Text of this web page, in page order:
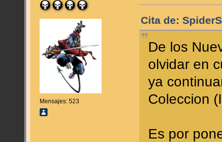
Mensajes: 523
Cita de:
De los
olvidar en
ya
Coleccion
Es por